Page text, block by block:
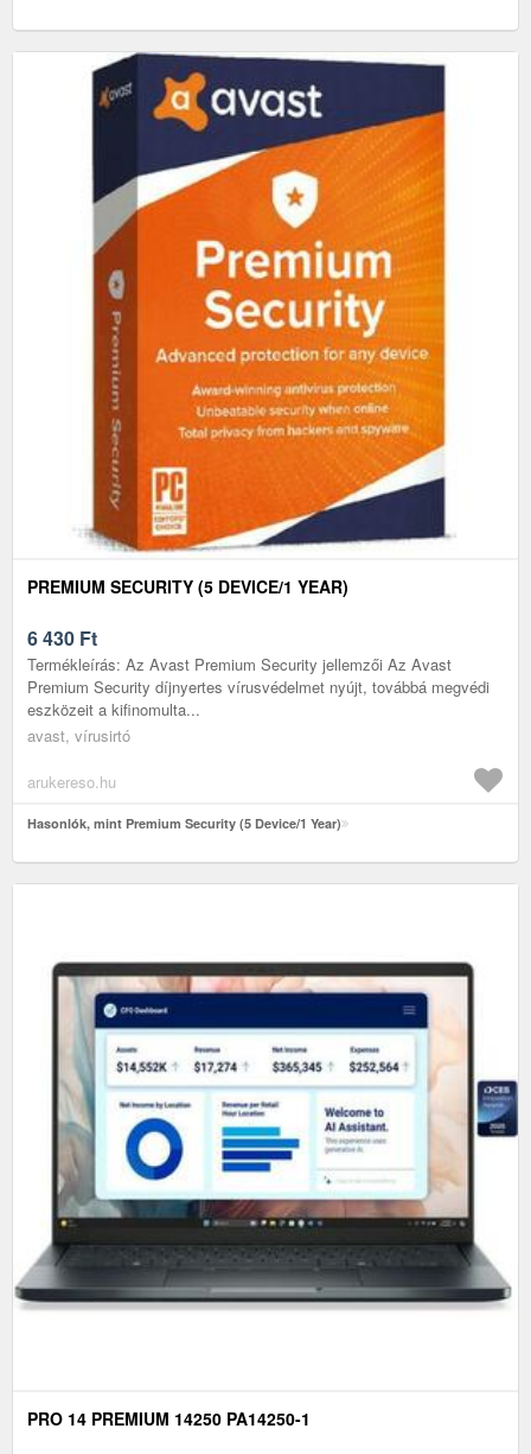
PREMIUM SECURITY (5 DEVICE/1 YEAR)
6 430 Ft
Termékleírás: Az Avast Premium Security jellemzői Az Avast
Premium Security díjnyertes vírusvédelmet nyújt, továbbá megvédi
eszközeit a kifinomulta...
avast, vírusirtó
arukereso.hu
Hasonlók, mint Premium Security (5 Device/1 Year)
PRO 14 PREMIUM 14250 PA14250-1